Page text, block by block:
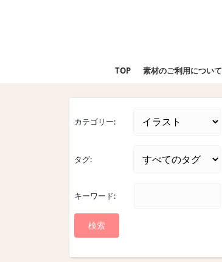
TOP 素材のご利用について
カテゴリー:
タグ:
キーワード: